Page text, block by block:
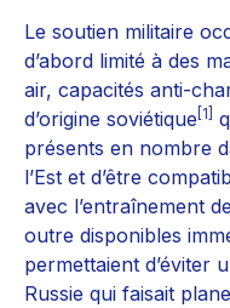
Le soutien militaire
d’abord limité à des
air, capacités anti-
d’origine soviétique [1]
présents en nombre
l’Est et d’être
avec l’entraînement
outre disponibles
permettaient d’éviter
Russie qui faisait